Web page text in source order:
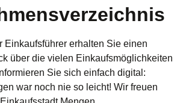
Einkaufsführer erhalten Sie einen
über die vielen Einkaufsmöglichkeiten
Sie sich einfach digital:
war noch nie so leicht! Wir freuen